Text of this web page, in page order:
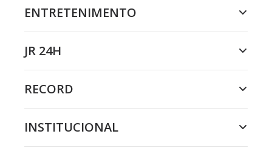
ENTRETENIMENTO
JR 24H
RECORD
INSTITUCIONAL